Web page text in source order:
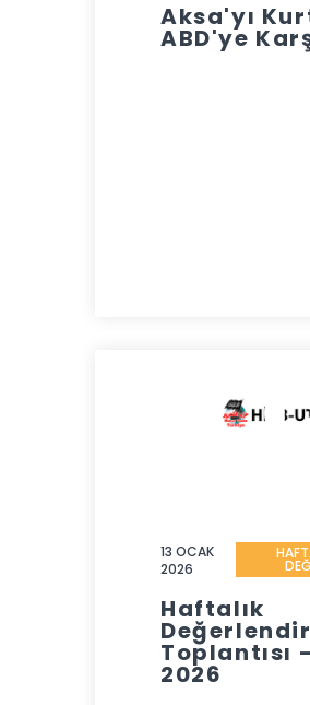
Aksa'yı
ABD'ye
13 OCAK
2026
Haftalık
Toplantısı
2026